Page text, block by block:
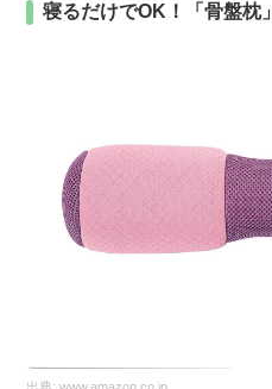
寝るだけでOK！「骨盤枕」